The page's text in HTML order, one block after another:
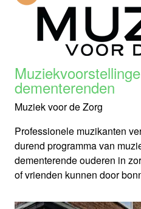
dementerenden
Muziek voor de Zorg
Professionele muzikanten
durend programma van
dementerende ouderen in
of vrienden kunnen door